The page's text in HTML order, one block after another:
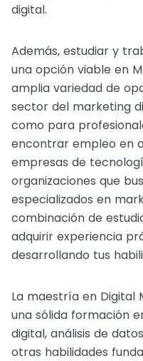
digital.
Además, estudiar y
una opción viable en
amplia variedad de
sector del marketing
como para
encontrar empleo en
empresas de
organizaciones que
especializados en
combinación de
adquirir experiencia
desarrollando tus
La maestría en
una sólida formación
digital, análisis de
otras habilidades